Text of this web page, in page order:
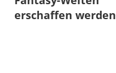
erschaffen werden